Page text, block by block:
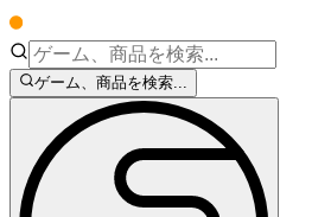
ゲーム、商品を検索...